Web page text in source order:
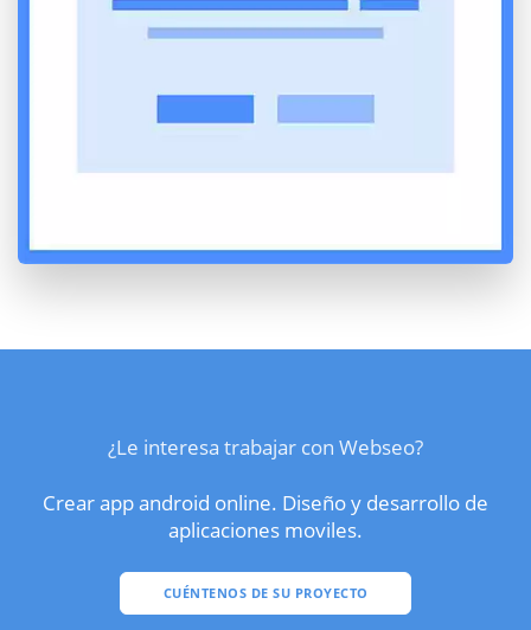
¿Le interesa trabajar con Webseo?
Crear app android online. Diseño y desarrollo de
aplicaciones moviles.
CUÉNTENOS DE SU PROYECTO